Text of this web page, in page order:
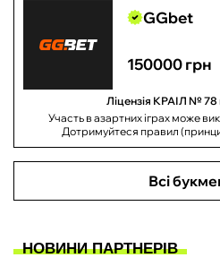
GGbet
150000 грн
Ліцензія КРАІЛ № 78
Участь в азартних іграх може
Дотримуйтеся правил
Всі